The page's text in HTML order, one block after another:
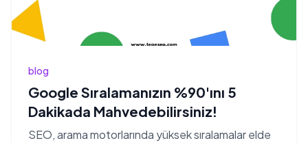
blog
Google Sıralamanızın %90'ını 5
Dakikada Mahvedebilirsiniz!
SEO, arama motorlarında yüksek sıralamalar elde